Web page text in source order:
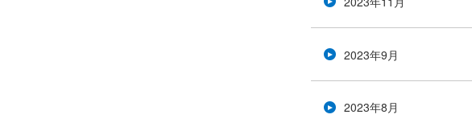
2023年9月
2023年8月